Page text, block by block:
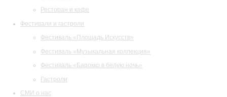
Ресторан и кафе
Фестивали и гастроли
Фестиваль «Площадь Искусств»
Фестиваль «Музыкальная коллекция»
Фестиваль «Барокко в белую ночь»
Гастроли
СМИ о нас